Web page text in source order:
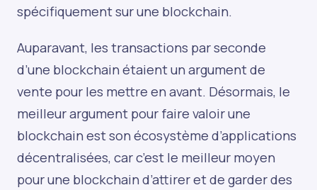
spécifiquement sur une blockchain.
Auparavant, les transactions par seconde
d’une blockchain étaient un argument de
vente pour les mettre en avant. Désormais, le
meilleur argument pour faire valoir une
blockchain est son écosystème d’applications
décentralisées, car c’est le meilleur moyen
pour une blockchain d’attirer et de garder des